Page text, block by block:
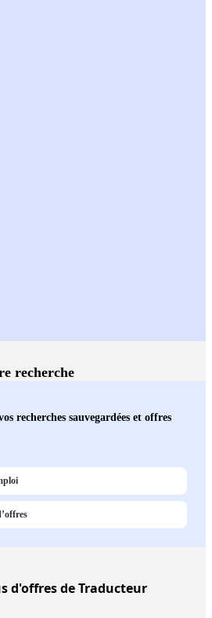
recherche
recherches sauvegardées et offres
d'offres de Traducteur